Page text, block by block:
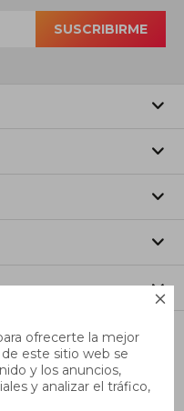

ofrecerte la mejor
este sitio web se
y los anuncios,
y analizar el tráfico,
SUSCRIBIRME